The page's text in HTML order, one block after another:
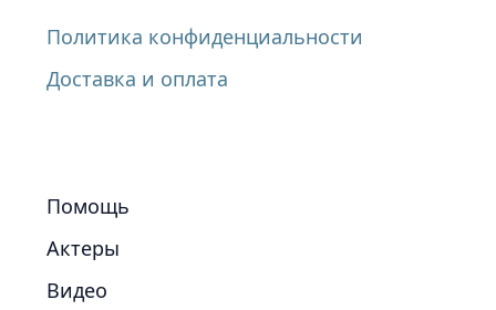
Политика конфиденциальности
Доставка и оплата
Помощь
Актеры
Видео